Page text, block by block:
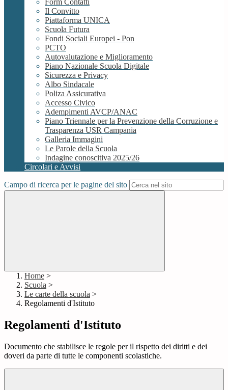
Form Contatti
Il Convitto
Piattaforma UNICA
Scuola Futura
Fondi Sociali Europei - Pon
PCTO
Autovalutazione e Miglioramento
Piano Nazionale Scuola Digitale
Sicurezza e Privacy
Albo Sindacale
Poliza Assicurativa
Accesso Civico
Adempimenti AVCP/ANAC
Piano Triennale per la Prevenzione della Corruzione e
Trasparenza USR Campania
Galleria Immagini
Le Parole della Scuola
Indagine conoscitiva 2025/26
Circolari e Avvisi
Campo di ricerca per le pagine del sito
Home >
Scuola >
Le carte della scuola >
Regolamenti d'Istituto
Regolamenti d'Istituto
Documento che stabilisce le regole per il rispetto dei diritti e dei
doveri da parte di tutte le componenti scolastiche.